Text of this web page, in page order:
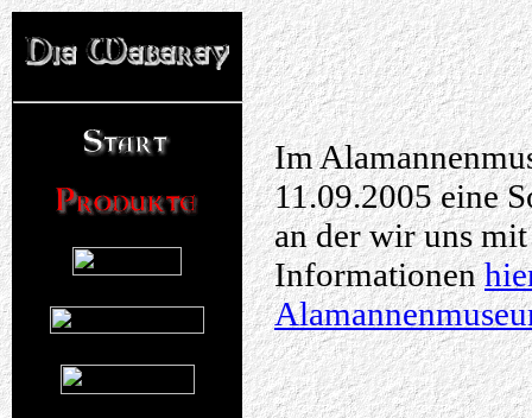
Im
11.09.2005 eine
an der wir uns
Informationen